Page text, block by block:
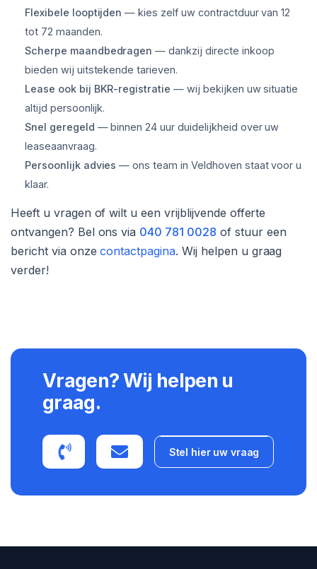
Flexibele looptijden — kies zelf uw contractduur van 12
tot 72 maanden.
Scherpe maandbedragen — dankzij directe inkoop
bieden wij uitstekende tarieven.
Lease ook bij BKR-registratie — wij bekijken uw situatie
altijd persoonlijk.
Snel geregeld — binnen 24 uur duidelijkheid over uw
leaseaanvraag.
Persoonlijk advies — ons team in Veldhoven staat voor u
klaar.
Heeft u vragen of wilt u een vrijblijvende offerte
ontvangen? Bel ons via 040 781 0028 of stuur een
bericht via onzecontactpagina. Wij helpen u graag
verder!
Vragen? Wij helpen u
graag.
Stel hier uw vraag